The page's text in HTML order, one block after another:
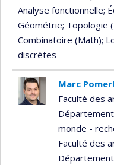
Analyse fonctionnelle;
Géométrie; Topologie
Combinatoire (Math);
discrètes
Marc
Faculté des
monde -
Faculté des